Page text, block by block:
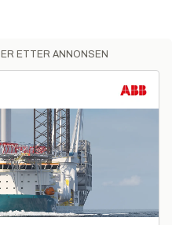
ETTER ANNONSEN